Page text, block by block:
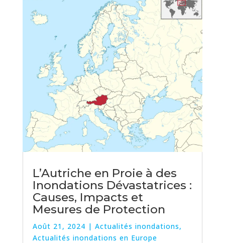
L’Autriche en Proie à des
Inondations Dévastatrices :
Causes, Impacts et
Mesures de Protection
Août 21, 2024 | Actualités inondations,
Actualités inondations en Europe